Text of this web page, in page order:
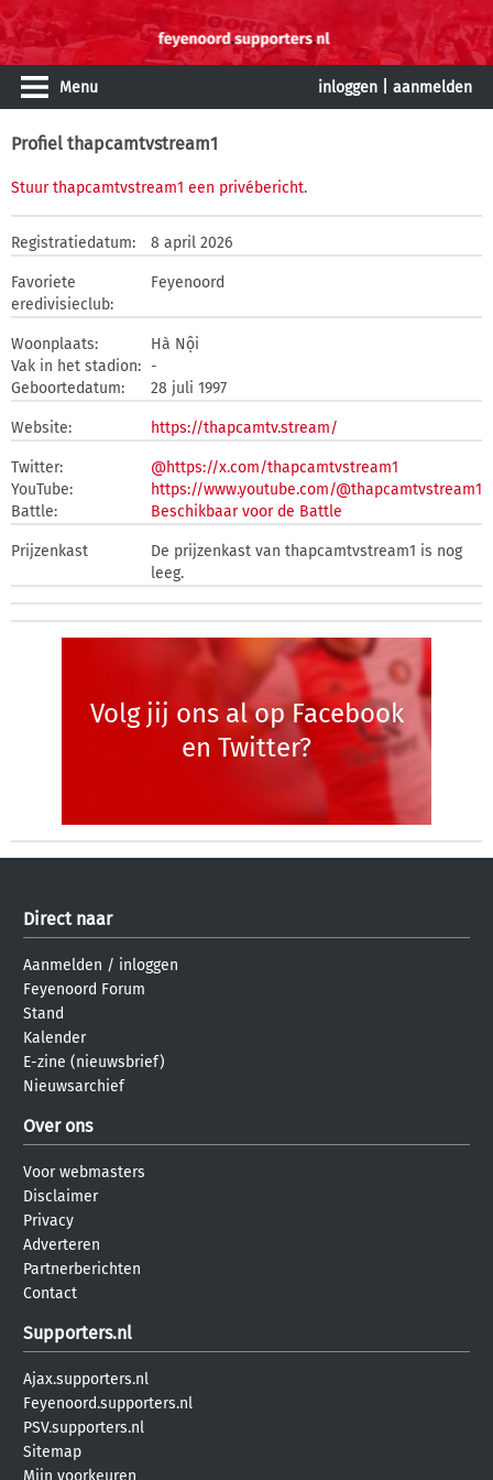
Menu inloggen aanmelden
Profiel thapcamtvstream1
Stuur thapcamtvstream1 een privébericht.
Registratiedatum: 8 april 2026
Favoriete
eredivisieclub:
Feyenoord
Woonplaats:
Hà Nội
Vak in het stadion: -
Geboortedatum:
28 juli 1997
Website: https://thapcamtv.stream/
Twitter:
@https://x.com/thapcamtvstream1
YouTube:
https://www.youtube.com/@thapcamtvstream1
Battle:
Beschikbaar voor de Battle
Prijzenkast
De prijzenkast van thapcamtvstream1 is nog
leeg.
Volg jij ons al op Facebook
en Twitter?
Direct naar
Aanmelden / inloggen
Feyenoord Forum
Stand
Kalender
E-zine (nieuwsbrief)
Nieuwsarchief
Over ons
Voor webmasters
Disclaimer
Privacy
Adverteren
Partnerberichten
Contact
Supporters.nl
Ajax.supporters.nl
Feyenoord.supporters.nl
PSV.supporters.nl
Sitemap
Mijn voorkeuren